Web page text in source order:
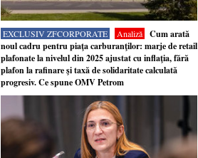
EXCLUSIV ZFCORPORATE Analiză
Cum arată
noul cadru pentru piaţa carburanţilor: marje de retail
plafonate la nivelul din 2025 ajustat cu inflaţia, fără
plafon la rafinare şi taxă de solidaritate calculată
progresiv. Ce spune OMV Petrom